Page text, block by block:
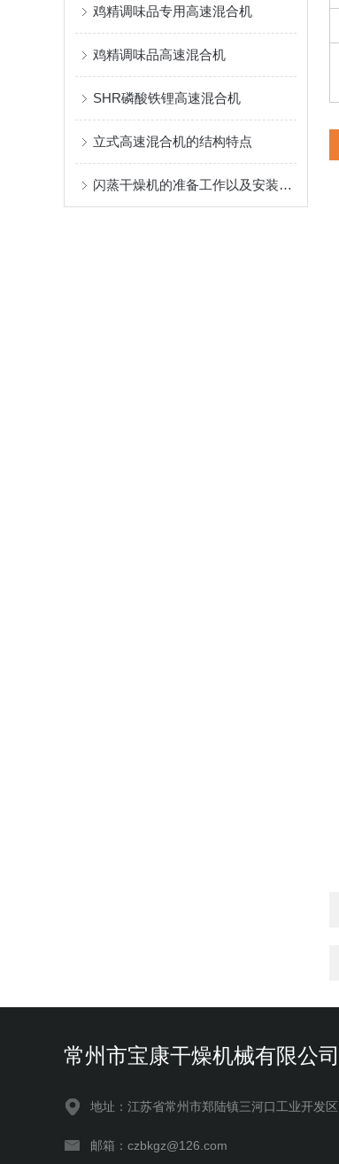
鸡精调味品专用高速混合机
鸡精调味品高速混合机
SHR磷酸铁锂高速混合机
立式高速混合机的结构特点
闪蒸干燥机的准备工作以及安装说明
常州市宝康干燥机械有限公司
地址：江苏省常州市郑陆镇三河口工业开发区
邮箱：czbkgz@126.com